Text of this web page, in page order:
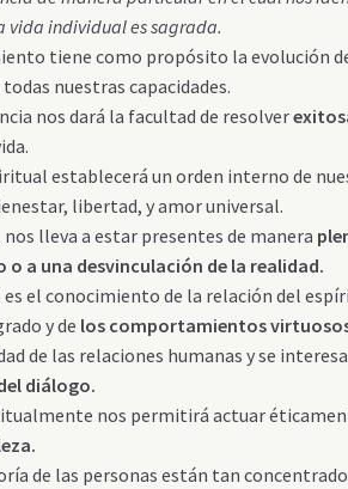
vida individual es sagrada.
tiene como propósito la evolución
nuestras capacidades.
nos dará la facultad de resolver
establecerá un orden interno de
libertad, y amor universal.
lleva a estar presentes de manera
a una desvinculación de la realidad.
el conocimiento de la relación del
y de los comportamientos
de las relaciones humanas y se
diálogo.
nos permitirá actuar
de las personas están tan